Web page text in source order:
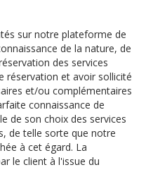
sur notre plateforme de
de la nature, de
des services
réservation et avoir sollicité
et/ou complémentaires
connaissance de
de son choix des services
de telle sorte que notre
à cet égard. La
le client à l'issue du